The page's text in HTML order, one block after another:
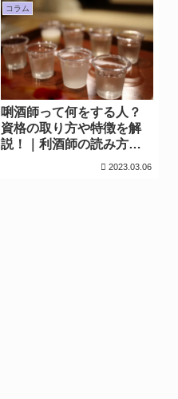
コラム
唎酒師って何をする人？
資格の取り方や特徴を解
説！｜利酒師の読み方か
2023.03.06